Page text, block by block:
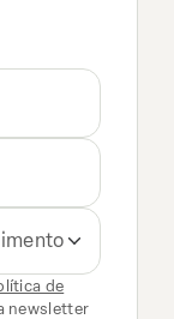
de
newsletter